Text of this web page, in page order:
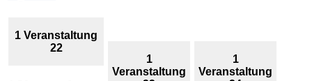
1 Veranstaltung
22
1
Veranstaltung
1
Veranstaltung